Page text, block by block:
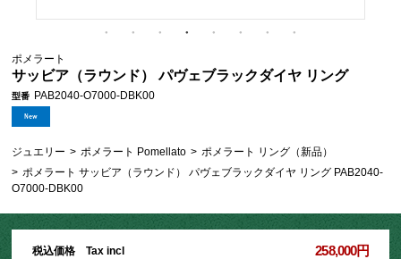
ポメラート
サッビア（ラウンド） パヴェブラックダイヤ リング
型番 PAB2040-O7000-DBK00
ジュエリー > ポメラート Pomellato > ポメラート リング（新品）
> ポメラート サッビア（ラウンド） パヴェブラックダイヤ リング PAB2040-
O7000-DBK00
税込価格 Tax incl 258,000円